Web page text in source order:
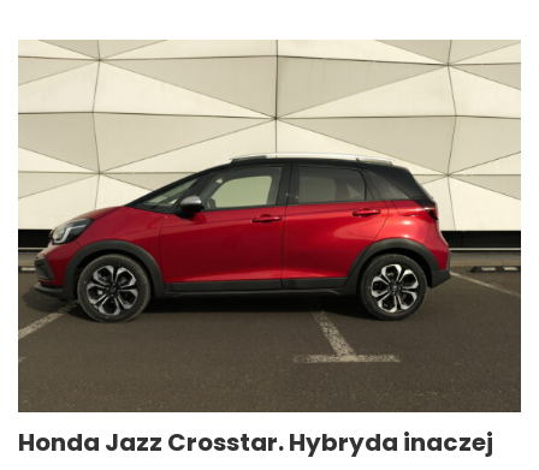
Honda Jazz Crosstar. Hybryda inaczej